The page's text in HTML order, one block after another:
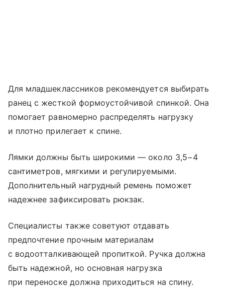
Для младшеклассников рекомендуется выбирать
ранец с жесткой формоустойчивой спинкой. Она
помогает равномерно распределять нагрузку
и плотно прилегает к спине.
Лямки должны быть широкими — около 3,5−4
сантиметров, мягкими и регулируемыми.
Дополнительный нагрудный ремень поможет
надежнее зафиксировать рюкзак.
Специалисты также советуют отдавать
предпочтение прочным материалам
с водоотталкивающей пропиткой. Ручка должна
быть надежной, но основная нагрузка
при переноске должна приходиться на спину.